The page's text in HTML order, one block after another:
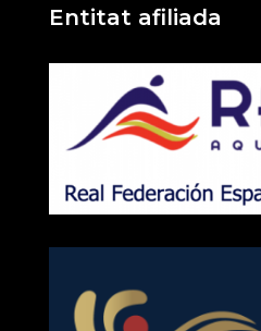
Entitat afiliada